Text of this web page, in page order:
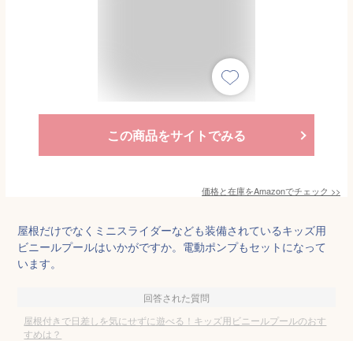
この商品をサイトでみる
価格と在庫をAmazonでチェック >>
屋根だけでなくミニスライダーなども装備されているキッズ用
ビニールプールはいかがですか。電動ポンプもセットになって
います。
回答された質問
屋根付きで日差しを気にせずに遊べる！キッズ用ビニールプールのおす
すめは？